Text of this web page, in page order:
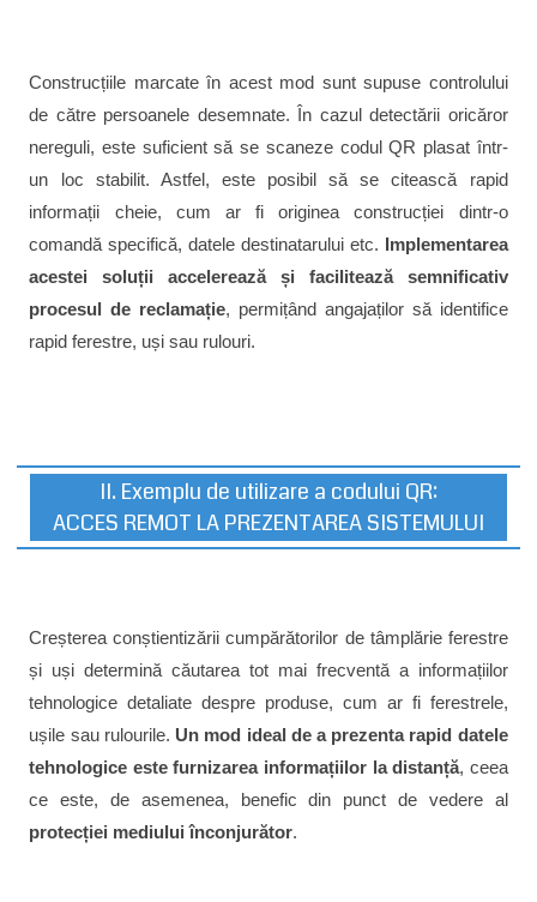
Construcțiile marcate în acest mod sunt supuse controlului
de către persoanele desemnate. În cazul detectării oricăror
nereguli, este suficient să se scaneze codul QR plasat într-
un loc stabilit. Astfel, este posibil să se citească rapid
informații cheie, cum ar fi originea construcției dintr-o
comandă specifică, datele destinatarului etc. Implementarea
acestei soluții accelerează și facilitează semnificativ
procesul de reclamație, permițând angajaților să identifice
rapid ferestre, uși sau rulouri.
II. Exemplu de utilizare a codului QR:
ACCES REMOT LA PREZENTAREA SISTEMULUI
Creșterea conștientizării cumpărătorilor de tâmplărie ferestre
și uși determină căutarea tot mai frecventă a informațiilor
tehnologice detaliate despre produse, cum ar fi ferestrele,
ușile sau rulourile. Un mod ideal de a prezenta rapid datele
tehnologice este furnizarea informațiilor la distanță, ceea
ce este, de asemenea, benefic din punct de vedere al
protecției mediului înconjurător.